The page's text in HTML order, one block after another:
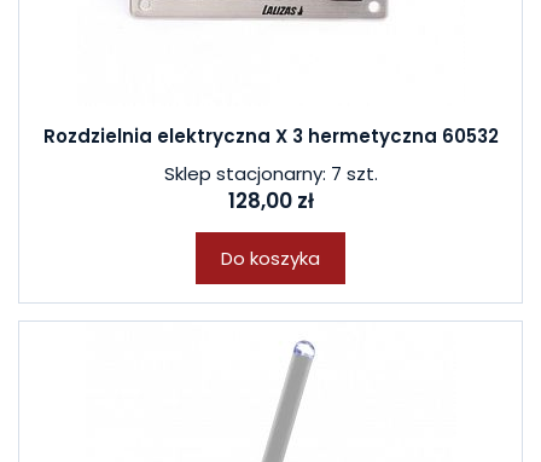
Rozdzielnia elektryczna X 3 hermetyczna 60532
Sklep stacjonarny: 7 szt.
128,00 zł
Do koszyka